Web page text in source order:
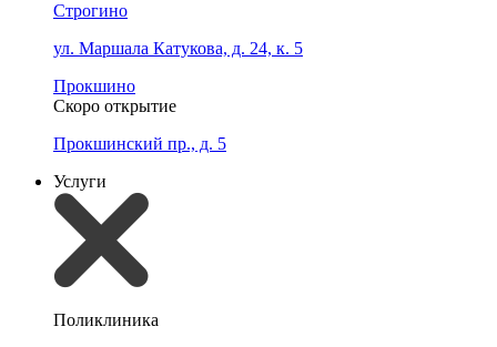
Строгино
ул. Маршала Катукова, д. 24, к. 5
Прокшино
Скоро открытие
Прокшинский пр., д. 5
Услуги
Поликлиника